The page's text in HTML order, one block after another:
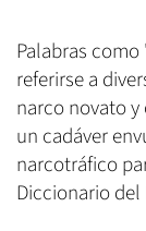
Palabras
referirse a
narco novato
un cadáver
narcotráfico
Diccionario del